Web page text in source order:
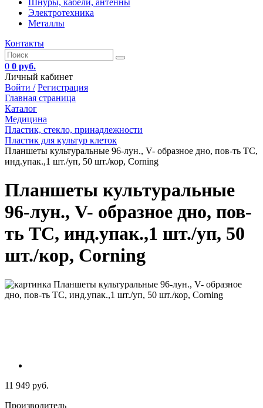
Шнуры, кабели, антенны
Электротехника
Металлы
Контакты
0 0 руб.
Личный кабинет
Войти / Регистрация
Главная страница
Каталог
Медицина
Пластик, стекло, принадлежности
Пластик для культур клеток
Планшеты культуральные 96-лун., V- образное дно, пов-ть ТС,
инд.упак.,1 шт./уп, 50 шт./кор, Corning
Планшеты культуральные
96-лун., V- образное дно, пов-
ть ТС, инд.упак.,1 шт./уп, 50
шт./кор, Corning
11 949 руб.
Производитель